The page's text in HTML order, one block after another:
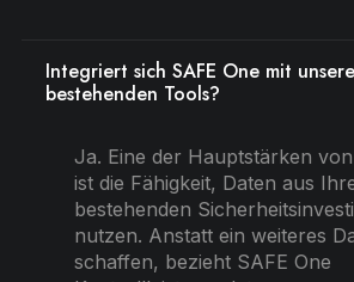
Integriert sich SAFE One mit
bestehenden Tools?
Ja. Eine der Hauptstärken
ist die Fähigkeit, Daten aus
bestehenden
nutzen. Anstatt ein weiteres
schaffen, bezieht SAFE One